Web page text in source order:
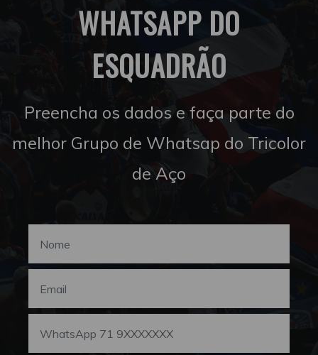
WHATSAPP DO
ESQUADRÃO
Preencha os dados e faça parte do
melhor Grupo de Whatsap do Tricolor
de Aço